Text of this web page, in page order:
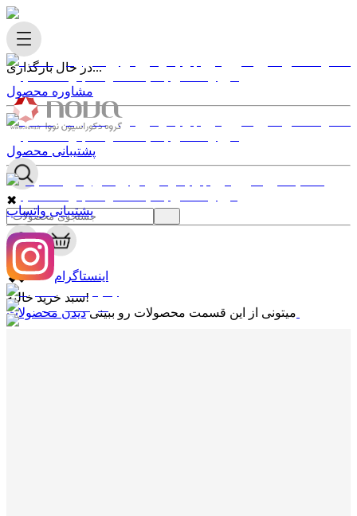
در حال بارگذاری...
✖
0
✖
سبد خرید خالیه!
میتونی از این قسمت محصولات رو ببینی
مشاوره محصول
پشتیبانی محصول
پشتیبانی واتساپ
اینستاگرام